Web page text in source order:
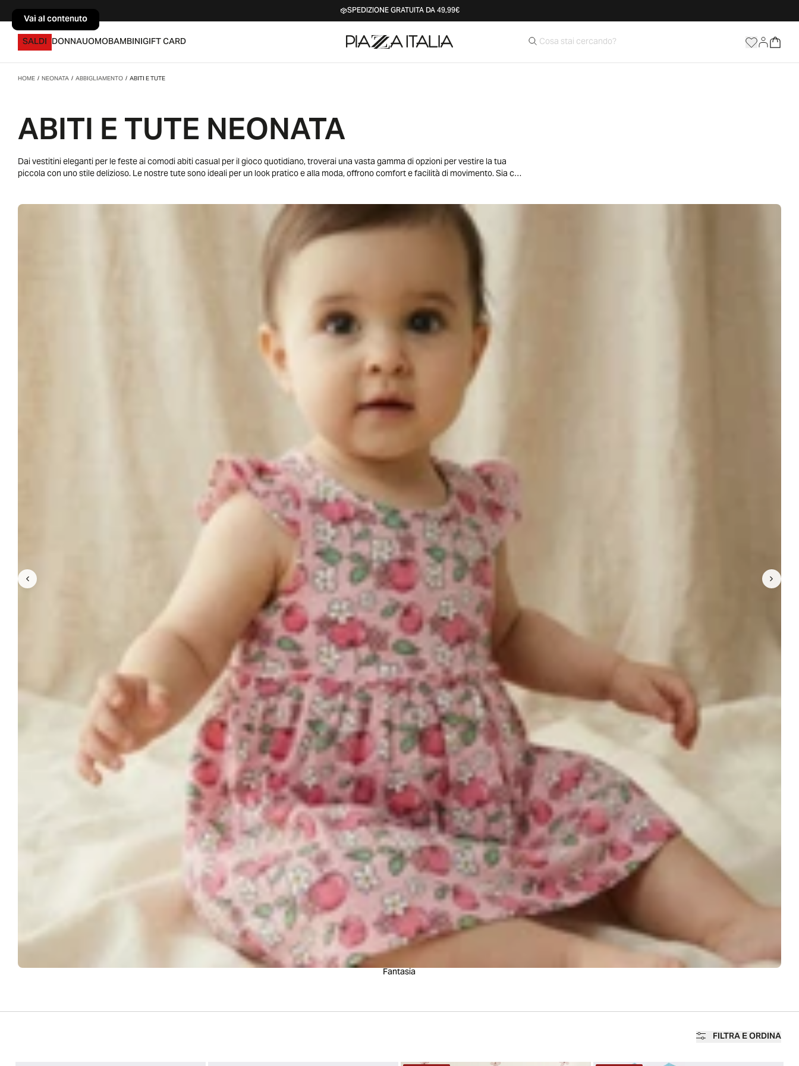
Vai al contenuto SPEDIZIONE GRATUITA DA 49,99€
SALDI DONNAUOMOBAMBINIGIFT CARD
HOME/NEONATA/ABBIGLIAMENTO/ABITI E TUTE
ABITI E TUTE NEONATA
Dai vestitini eleganti per le feste ai comodi abiti casual per il gioco quotidiano, troverai una vasta gamma di opzioni per vestire la tua
piccola con uno stile delizioso. Le nostre tute sono ideali per un look pratico e alla moda, offrono comfort e facilità di movimento. Sia che
Fantasia
FILTRA E ORDINA
Vai al contenuto